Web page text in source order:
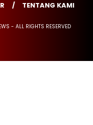
TENTANG KAMI
- ALL RIGHTS RESERVED